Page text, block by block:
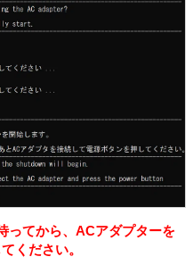
。ただし、かかる情報提供
だいたうえで行います。
ビスに関してより使いやす
よび開発
る製品およびサービスの開
る条件に従い、第三者に開示
のために、本情報を、VAIO
アまたは対象外ソフトウェ
す。
れ、または許容される範囲
ってから、ACアダプターを
ください。